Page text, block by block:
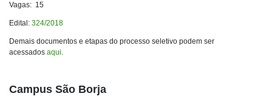
Vagas: 15
Edital: 324/2018
Demais documentos e etapas do processo seletivo podem ser
acessados aqui.
Campus São Borja